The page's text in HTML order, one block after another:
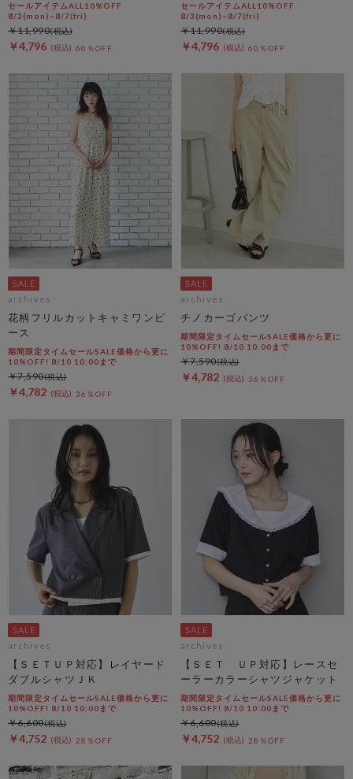
セールアイテムALL10%OFF
8/3(mon)~8/7(fri)
￥4,796 60％OFF
￥11,990
セールアイテムALL10%OFF
8/3(mon)~8/7(fri)
￥4,796 60％OFF
￥11,990
archives
花柄フリルカットキャミワンピ
ース
期間限定タイムセールSALE価格から更に
10%OFF! 8/10 10:00まで
￥4,782 36％OFF
￥7,590
archives
チノカーゴパンツ
期間限定タイムセールSALE価格から更に
10%OFF! 8/10 10:00まで
￥4,782 36％OFF
￥7,590
archives
【ＳＥＴＵＰ対応】レイヤード
ダブルシャツＪＫ
期間限定タイムセールSALE価格から更に
10%OFF! 8/10 10:00まで
￥4,752 28％OFF
￥6,600
archives
【ＳＥＴ ＵＰ対応】レースセ
ーラーカラーシャツジャケット
期間限定タイムセールSALE価格から更に
10%OFF! 8/10 10:00まで
￥4,752 28％OFF
￥6,600